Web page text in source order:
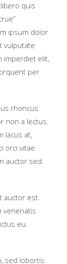
quis
ipsum dolor
vulputate
imperdiet elit,
per
rhoncus
non a lectus.
lacus at,
orci vitae
auctor sed.
auctor est.
venenatis
eu.
sed lobortis